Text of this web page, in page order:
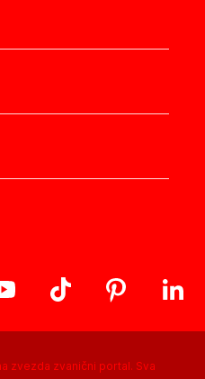
zvezda zvanični portal. Sva